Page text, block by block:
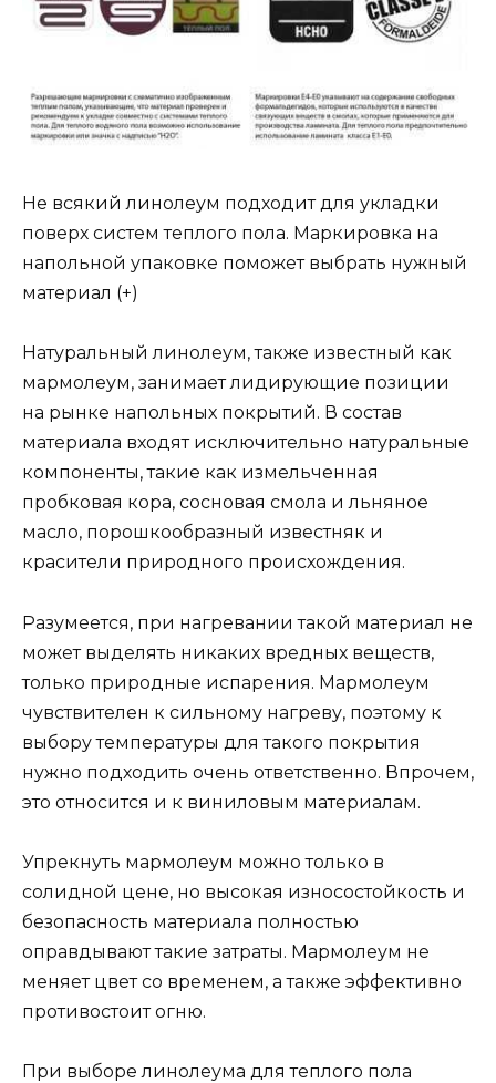
Не всякий линолеум подходит для укладки
поверх систем теплого пола. Маркировка на
напольной упаковке поможет выбрать нужный
материал (+)
Натуральный линолеум, также известный как
мармолеум, занимает лидирующие позиции
на рынке напольных покрытий. В состав
материала входят исключительно натуральные
компоненты, такие как измельченная
пробковая кора, сосновая смола и льняное
масло, порошкообразный известняк и
красители природного происхождения.
Разумеется, при нагревании такой материал не
может выделять никаких вредных веществ,
только природные испарения. Мармолеум
чувствителен к сильному нагреву, поэтому к
выбору температуры для такого покрытия
нужно подходить очень ответственно. Впрочем,
это относится и к виниловым материалам.
Упрекнуть мармолеум можно только в
солидной цене, но высокая износостойкость и
безопасность материала полностью
оправдывают такие затраты. Мармолеум не
меняет цвет со временем, а также эффективно
противостоит огню.
При выборе линолеума для теплого пола